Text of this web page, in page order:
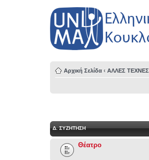
Αρχική Σελίδα ‹ ΑΛΛΕΣ ΤΕΧΝΕΣ
Δ. ΣΥΖΉΤΗΣΗ
Θέατρο